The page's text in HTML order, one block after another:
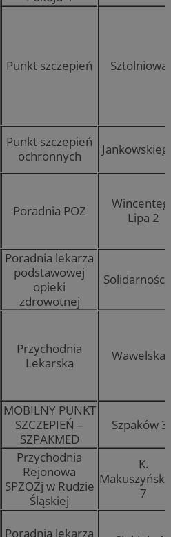
Punkt szczepień Sztolniowa
Punkt szczepień
ochronnych
Poradnia POZ
Lipa 2
Poradnia lekarza
podstawowej
opieki
zdrowotnej
Solidarności
Przychodnia
Lekarska
Wawelska
MOBILNY PUNKT
SZCZEPIEŃ –
SZPAKMED
Szpaków
Przychodnia
Rejonowa
SPZOZj w Rudzie
Śląskiej
K.
7
Poradnia lekarza